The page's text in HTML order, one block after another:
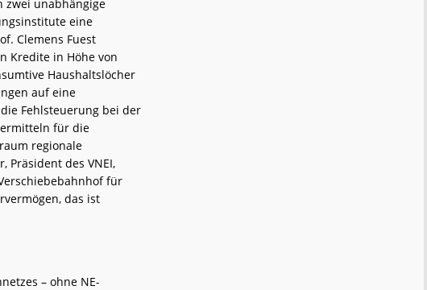
zwei unabhängige
eine
Clemens Fuest
Kredite in Höhe von
Haushaltslöcher
auf eine
Fehlsteuerung bei der
für die
regionale
Präsident des VNEI,
für
das ist
– ohne NE-